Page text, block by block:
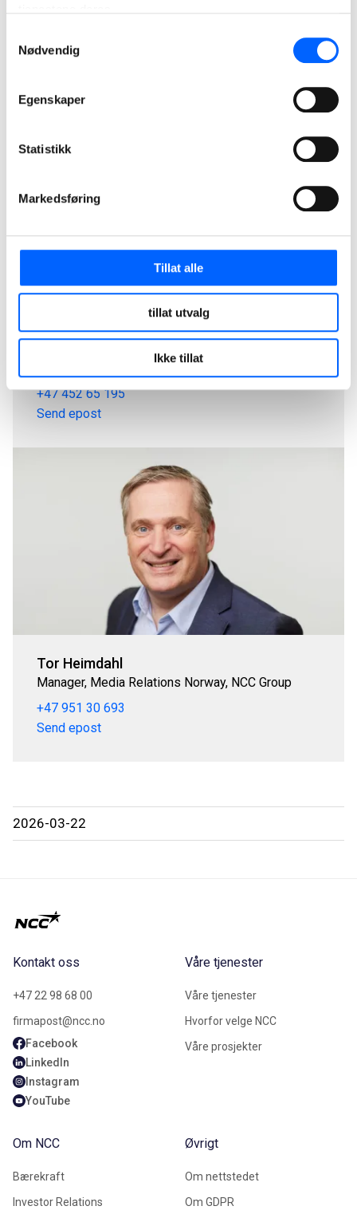
Nødvendig
Egenskaper
Statistikk
Markedsføring
Tillat alle
tillat utvalg
Ikke tillat
Norge og Dario Leko, prosjektleder i Orkland kommune.
Eivind Svarva
+47 452 65 195
Send epost
Tor Heimdahl
Manager, Media Relations Norway, NCC Group
+47 951 30 693
Send epost
2026-03-22
Kontakt oss
+47 22 98 68 00
firmapost@ncc.no
Facebook
LinkedIn
Instagram
YouTube
Våre tjenester
Våre tjenester
Hvorfor velge NCC
Våre prosjekter
Om NCC
Bærekraft
Investor Relations
Øvrigt
Om nettstedet
Om GDPR